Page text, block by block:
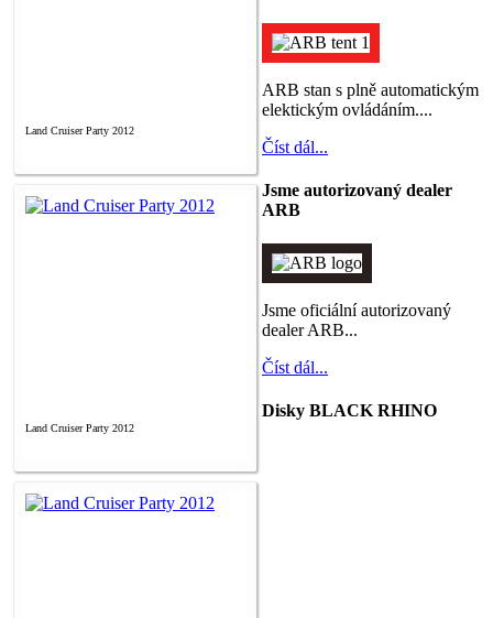
Land Cruiser Party 2012
Land Cruiser Party 2012
ARB stan s plně automatickým
elektickým ovládáním....
Číst dál...
Jsme autorizovaný dealer
ARB
Jsme oficiální autorizovaný
dealer ARB...
Číst dál...
Disky BLACK RHINO